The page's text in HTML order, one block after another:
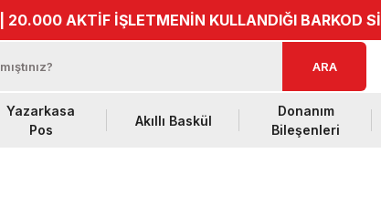
| 20.000 AKTİF İŞLETMENİN KULLANDIĞI BARKOD
ARA
Yazarkasa
Pos
Akıllı Baskül
Donanım
Bileşenleri